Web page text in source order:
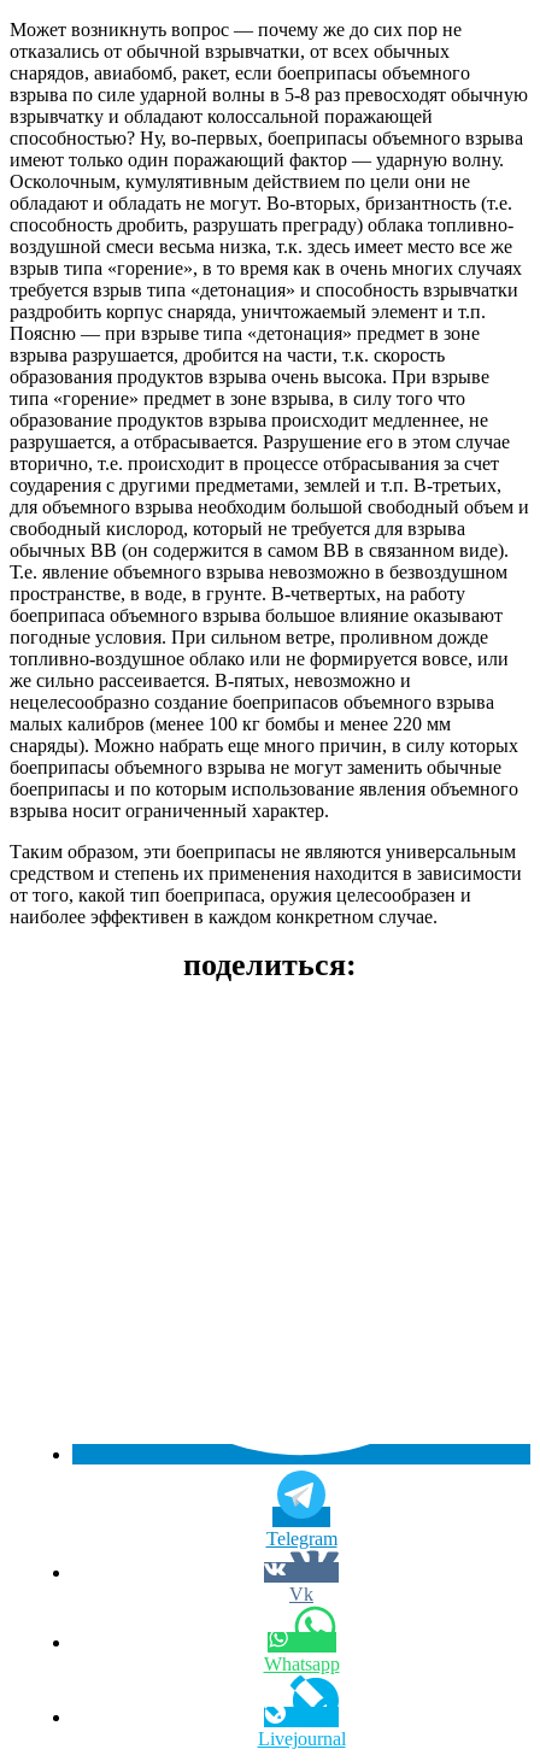
Может возникнуть вопрос — почему же до сих пор не
отказались от обычной взрывчатки, от всех обычных
снарядов, авиабомб, ракет, если боеприпасы объемного
взрыва по силе ударной волны в 5-8 раз превосходят обычную
взрывчатку и обладают колоссальной поражающей
способностью? Ну, во-первых, боеприпасы объемного взрыва
имеют только один поражающий фактор — ударную волну.
Осколочным, кумулятивным действием по цели они не
обладают и обладать не могут. Во-вторых, бризантность (т.е.
способность дробить, разрушать преграду) облака топливно-
воздушной смеси весьма низка, т.к. здесь имеет место все же
взрыв типа «горение», в то время как в очень многих случаях
требуется взрыв типа «детонация» и способность взрывчатки
раздробить корпус снаряда, уничтожаемый элемент и т.п.
Поясню — при взрыве типа «детонация» предмет в зоне
взрыва разрушается, дробится на части, т.к. скорость
образования продуктов взрыва очень высока. При взрыве
типа «горение» предмет в зоне взрыва, в силу того что
образование продуктов взрыва происходит медленнее, не
разрушается, а отбрасывается. Разрушение его в этом случае
вторично, т.е. происходит в процессе отбрасывания за счет
соударения с другими предметами, землей и т.п. В-третьих,
для объемного взрыва необходим большой свободный объем и
свободный кислород, который не требуется для взрыва
обычных ВВ (он содержится в самом ВВ в связанном виде).
Т.е. явление объемного взрыва невозможно в безвоздушном
пространстве, в воде, в грунте. В-четвертых, на работу
боеприпаса объемного взрыва большое влияние оказывают
погодные условия. При сильном ветре, проливном дожде
топливно-воздушное облако или не формируется вовсе, или
же сильно рассеивается. В-пятых, невозможно и
нецелесообразно создание боеприпасов объемного взрыва
малых калибров (менее 100 кг бомбы и менее 220 мм
снаряды). Можно набрать еще много причин, в силу которых
боеприпасы объемного взрыва не могут заменить обычные
боеприпасы и по которым использование явления объемного
взрыва носит ограниченный характер.
Таким образом, эти боеприпасы не являются универсальным
средством и степень их применения находится в зависимости
от того, какой тип боеприпаса, оружия целесообразен и
наиболее эффективен в каждом конкретном случае.
поделиться:
Telegram
Vk
Whatsapp
Livejournal